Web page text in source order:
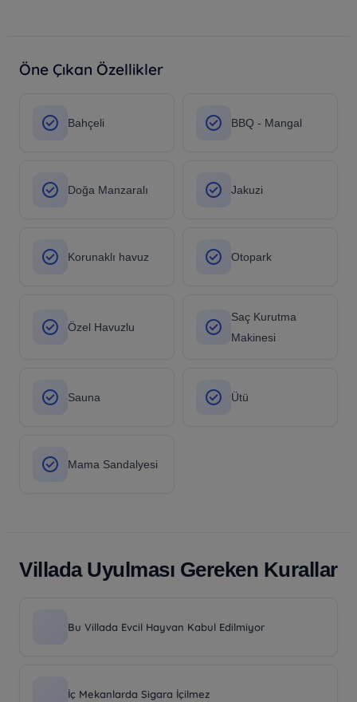
Öne Çıkan Özellikler
Bahçeli BBQ - Mangal
Doğa Manzaralı Jakuzi
Korunaklı havuz Otopark
Özel Havuzlu
Saç Kurutma
Makinesi
Sauna Ütü
Mama Sandalyesi
Villada Uyulması Gereken Kurallar
Bu Villada Evcil Hayvan Kabul Edilmiyor
İç Mekanlarda Sigara İçilmez